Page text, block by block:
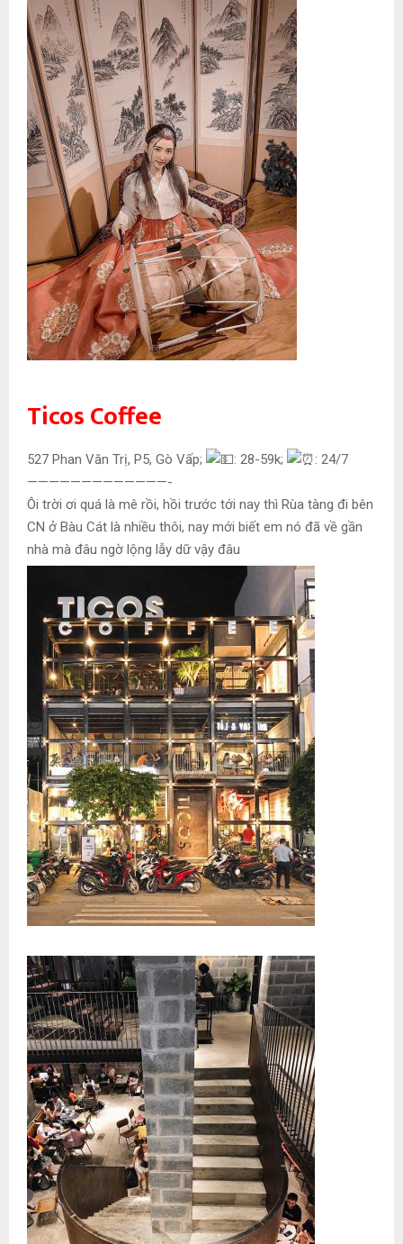
Ticos Coffee
527 Phan Văn Trị, P5, Gò Vấp; : 28-59k;
: 24/7
—————————————-
Ôi trời ơi quá là mê rồi, hồi trước tới nay thì Rùa tàng đi bên
CN ở Bàu Cát là nhiều thôi, nay mới biết em nó đã về gần
nhà mà đâu ngờ lộng lẫy dữ vậy đâu